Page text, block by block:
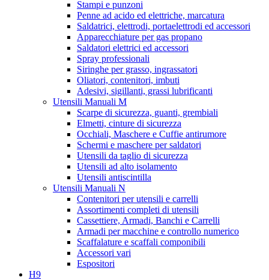
Stampi e punzoni
Penne ad acido ed elettriche, marcatura
Saldatrici, elettrodi, portaelettrodi ed accessori
Apparecchiature per gas propano
Saldatori elettrici ed accessori
Spray professionali
Siringhe per grasso, ingrassatori
Oliatori, contenitori, imbuti
Adesivi, sigillanti, grassi lubrificanti
Utensili Manuali M
Scarpe di sicurezza, guanti, grembiali
Elmetti, cinture di sicurezza
Occhiali, Maschere e Cuffie antirumore
Schermi e maschere per saldatori
Utensili da taglio di sicurezza
Utensili ad alto isolamento
Utensili antiscintilla
Utensili Manuali N
Contenitori per utensili e carrelli
Assortimenti completi di utensili
Cassettiere, Armadi, Banchi e Carrelli
Armadi per macchine e controllo numerico
Scaffalature e scaffali componibili
Accessori vari
Espositori
H9